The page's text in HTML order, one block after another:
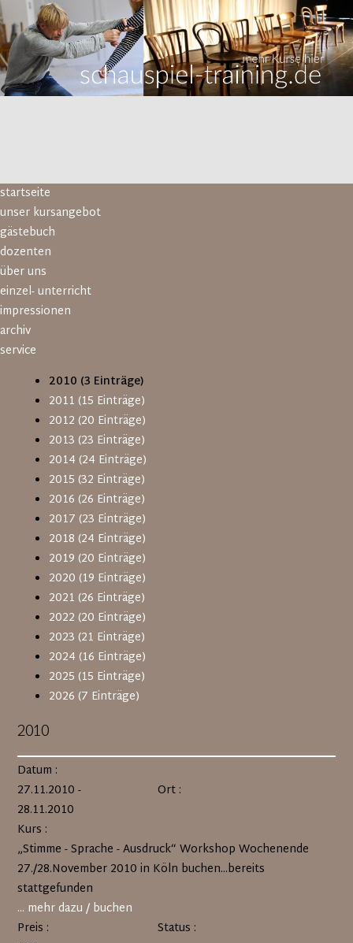
Navigation
überspringen
startseite
unser kursangebot
gästebuch
dozenten
über uns
einzel- unterricht
impressionen
archiv
service
2010 (3 Einträge)
2011 (15 Einträge)
2012 (20 Einträge)
2013 (23 Einträge)
2014 (24 Einträge)
2015 (32 Einträge)
2016 (26 Einträge)
2017 (23 Einträge)
2018 (24 Einträge)
2019 (20 Einträge)
2020 (19 Einträge)
2021 (26 Einträge)
2022 (20 Einträge)
2023 (21 Einträge)
2024 (16 Einträge)
2025 (15 Einträge)
2026 (7 Einträge)
2010
Datum :
27.11.2010 -
28.11.2010
Ort :
Kurs :
„Stimme - Sprache - Ausdruck“ Workshop Wochenende
27./28.November 2010 in Köln buchen...bereits
stattgefunden
... mehr dazu / buchen
Preis :
Status :